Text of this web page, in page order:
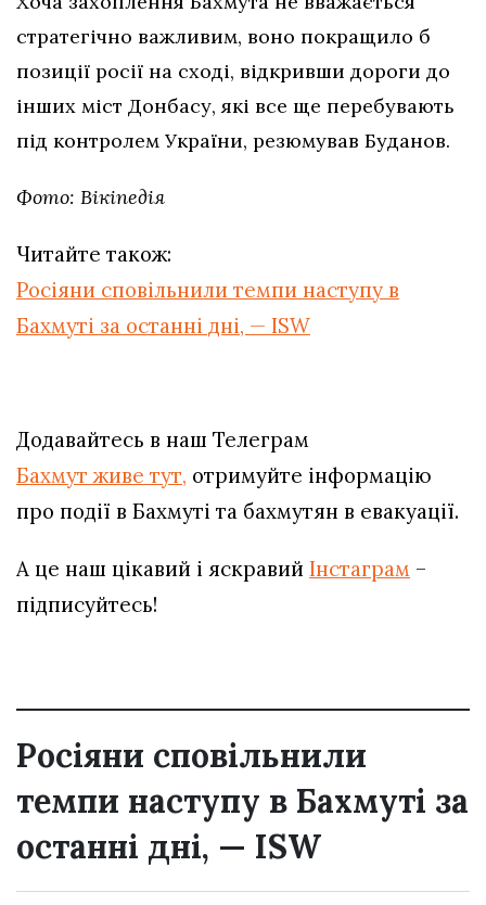
стратегічно важливим, воно покращило б
позиції росії на сході, відкривши дороги до
інших міст Донбасу, які все ще перебувають
під контролем України, резюмував Буданов.
Фото: Вікіпедія
Читайте також:
Росіяни сповільнили темпи наступу в
Бахмуті за останні дні, — ISW
Додавайтесь в наш Телеграм
Бахмут живе тут, отримуйте інформацію
про події в Бахмуті та бахмутян в евакуації.
А це наш цікавий і яскравий Інстаграм –
підписуйтесь!
Росіяни сповільнили
темпи наступу в Бахмуті за
останні дні, — ISW